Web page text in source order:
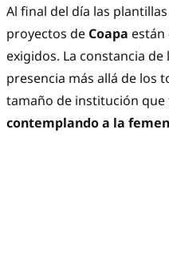
Al final del día las
proyectos de Coapa
exigidos. La constancia
presencia más allá de los
tamaño de institución
contemplando a la